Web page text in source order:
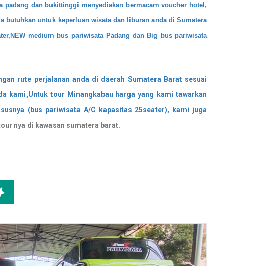
padang dan bukittinggi menyediakan bermacam voucher hotel,
butuhkan untuk keperluan wisata dan liburan anda di Sumatera
NEW medium bus pariwisata Padang dan Big bus pariwisata
rute perjalanan anda di daerah Sumatera Barat sesuai
kami,Untuk tour Minangkabau harga yang kami tawarkan
(bus pariwisata A/C kapasitas 25seater), kami juga
nya di kawasan sumatera barat.